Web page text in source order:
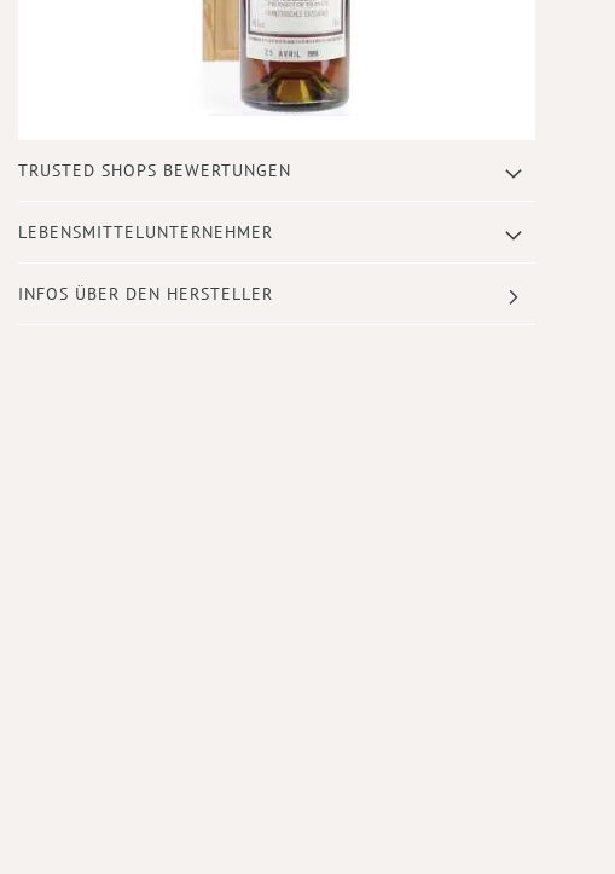
Anfang
Bildergalerie
TRUSTED SHOPS BEWERTUNGEN
LEBENSMITTELUNTERNEHMER
INFOS ÜBER DEN HERSTELLER